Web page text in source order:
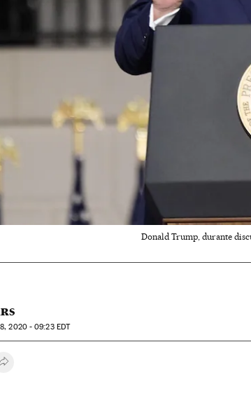
Donald Trump, durante
2020 - 09:23EDT
en Facebook
en Twitter
Desplegar Redes Sociales